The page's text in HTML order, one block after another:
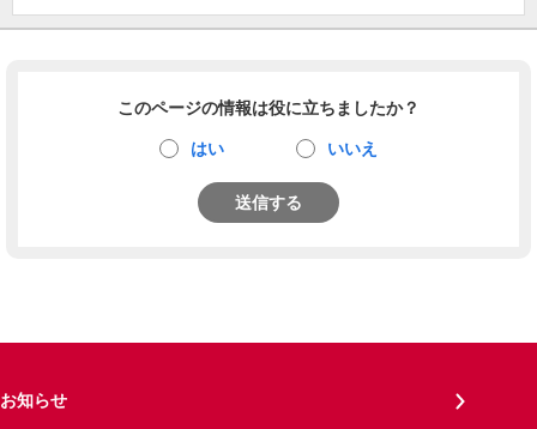
このページの情報は役に立ちましたか？
はい いいえ
送信する
お知らせ